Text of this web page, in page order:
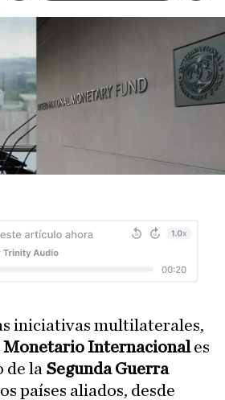
iniciativas multilaterales,
Monetario Internacionales
de la Segunda Guerra
países aliados, desde